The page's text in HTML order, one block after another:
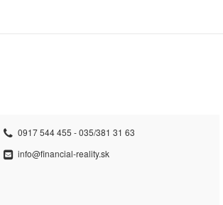
0917 544 455 - 035/381 31 63
info@financial-reality.sk